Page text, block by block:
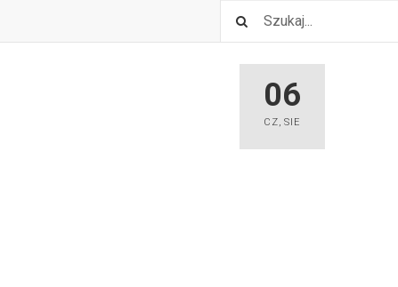
06
CZ,SIE